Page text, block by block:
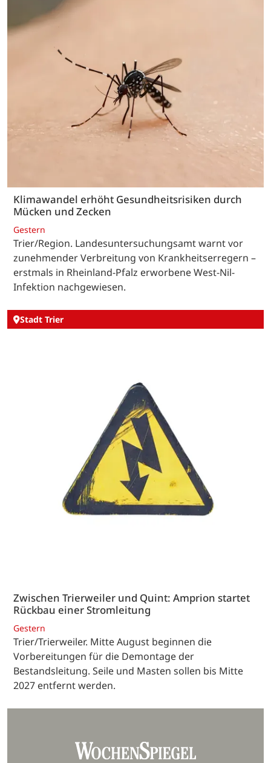
Klimawandel erhöht Gesundheitsrisiken durch
Mücken und Zecken
Gestern
Trier/Region. Landesuntersuchungsamt warnt vor
zunehmender Verbreitung von Krankheitserregern –
erstmals in Rheinland-Pfalz erworbene West-Nil-
Infektion nachgewiesen.
Stadt Trier
Zwischen Trierweiler und Quint: Amprion startet
Rückbau einer Stromleitung
Gestern
Trier/Trierweiler. Mitte August beginnen die
Vorbereitungen für die Demontage der
Bestandsleitung. Seile und Masten sollen bis Mitte
2027 entfernt werden.